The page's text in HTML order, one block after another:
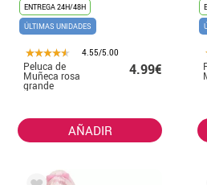
ENTREGA 24H/48H
ÚLTIMAS UNIDADES
4.55/5.00
Peluca de
Muñeca rosa
grande
caricatura
4.99€
AÑADIR